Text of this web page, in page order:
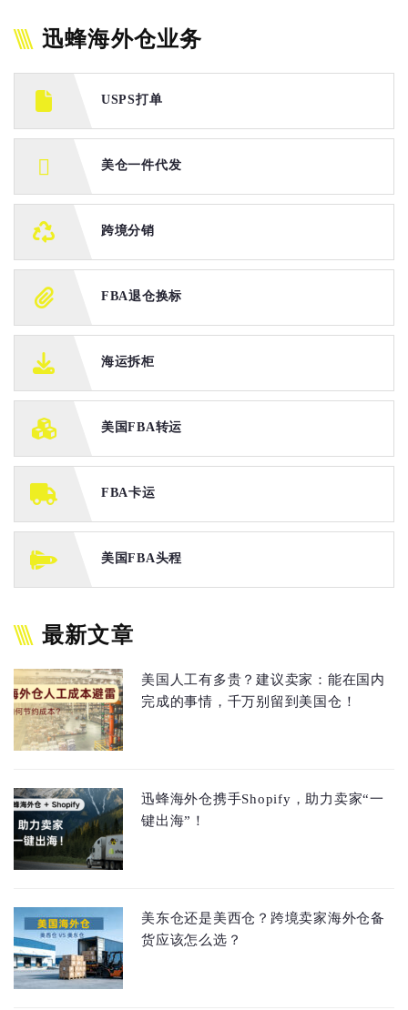
迅蜂海外仓业务
USPS打单
美仓一件代发
跨境分销
FBA退仓换标
海运拆柜
美国FBA转运
FBA卡运
美国FBA头程
最新文章
美国人工有多贵？建议卖家：能在国内
完成的事情，千万别留到美国仓！
迅蜂海外仓携手Shopify，助力卖家“一
键出海”！
美东仓还是美西仓？跨境卖家海外仓备
货应该怎么选？